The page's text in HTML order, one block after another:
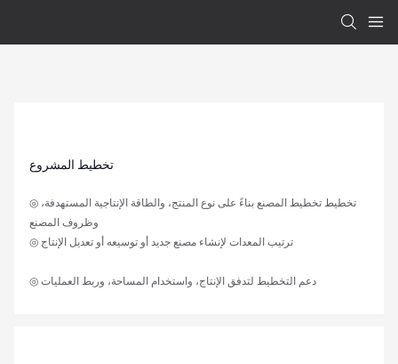
تخطيط المشروع
◎ تخطيط تخطيط المصنع بناءً على نوع المنتج، والطاقة الإنتاجية المستهدفة،
وظروف المصنع
◎ ترتيب المعدات لإنشاء مصنع جديد أو توسيعه أو تعديل الإنتاج
◎ دعم التخطيط لتدفق الإنتاج، واستخدام المساحة، وربط العمليات